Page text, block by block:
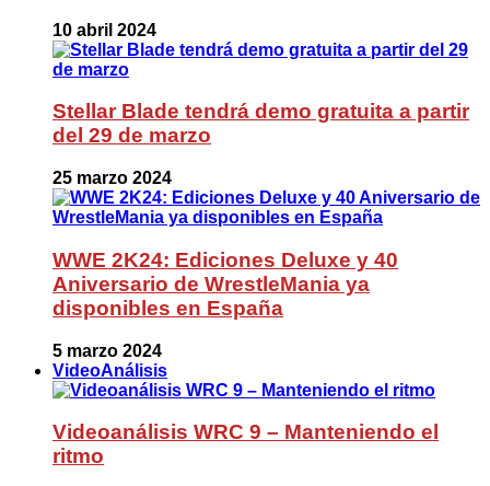
10 abril 2024
Stellar Blade tendrá demo gratuita a partir
del 29 de marzo
25 marzo 2024
WWE 2K24: Ediciones Deluxe y 40
Aniversario de WrestleMania ya
disponibles en España
5 marzo 2024
VideoAnálisis
Videoanálisis WRC 9 – Manteniendo el
ritmo